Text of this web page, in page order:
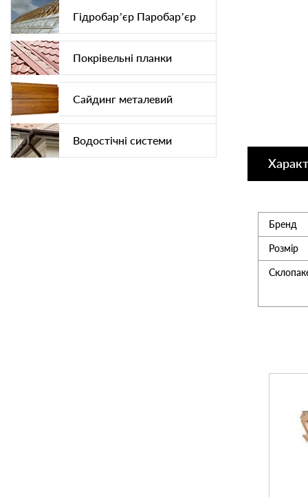
Гідробар’єр Паробар’єр
Покрівельні планки
Сайдинг металевий
Водостічні системи
Бренд
Розмір